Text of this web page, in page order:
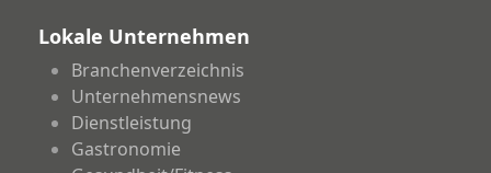
Lokale Unternehmen
Branchenverzeichnis
Unternehmensnews
Dienstleistung
Gastronomie